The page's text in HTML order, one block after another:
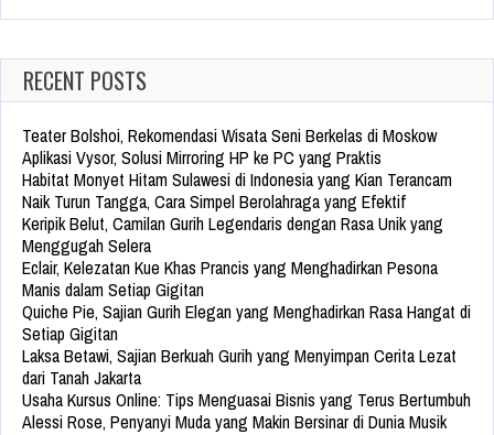
RECENT POSTS
Teater Bolshoi, Rekomendasi Wisata Seni Berkelas di Moskow
Aplikasi Vysor, Solusi Mirroring HP ke PC yang Praktis
Habitat Monyet Hitam Sulawesi di Indonesia yang Kian Terancam
Naik Turun Tangga, Cara Simpel Berolahraga yang Efektif
Keripik Belut, Camilan Gurih Legendaris dengan Rasa Unik yang
Menggugah Selera
Eclair, Kelezatan Kue Khas Prancis yang Menghadirkan Pesona
Manis dalam Setiap Gigitan
Quiche Pie, Sajian Gurih Elegan yang Menghadirkan Rasa Hangat di
Setiap Gigitan
Laksa Betawi, Sajian Berkuah Gurih yang Menyimpan Cerita Lezat
dari Tanah Jakarta
Usaha Kursus Online: Tips Menguasai Bisnis yang Terus Bertumbuh
Alessi Rose, Penyanyi Muda yang Makin Bersinar di Dunia Musik